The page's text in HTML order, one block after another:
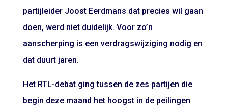
partijleider Joost Eerdmans dat precies wil gaan
doen, werd niet duidelijk. Voor zo’n
aanscherping is een verdragswijziging nodig en
dat duurt jaren.
Het RTL-debat ging tussen de zes partijen die
begin deze maand het hoogst in de peilingen